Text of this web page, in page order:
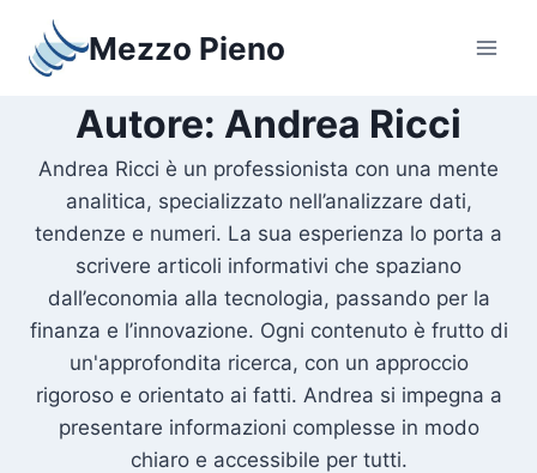
contenuto
Mezzo Pieno
Autore: Andrea Ricci
Andrea Ricci è un professionista con una mente
analitica, specializzato nell’analizzare dati,
tendenze e numeri. La sua esperienza lo porta a
scrivere articoli informativi che spaziano
dall’economia alla tecnologia, passando per la
finanza e l’innovazione. Ogni contenuto è frutto di
un'approfondita ricerca, con un approccio
rigoroso e orientato ai fatti. Andrea si impegna a
presentare informazioni complesse in modo
chiaro e accessibile per tutti.